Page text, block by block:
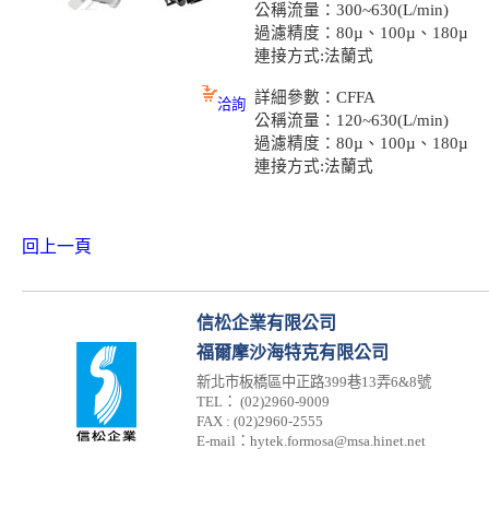
洽詢
公稱流量：300~630(L/min)
過濾精度：80µ、100µ、180µ
連接方式:法蘭式
詳細參數：CFFA
公稱流量：120~630(L/min)
過濾精度：80µ、100µ、180µ
連接方式:法蘭式
回上一頁
信松企業有限公司
福爾摩沙海特克有限公司
新北市板橋區中正路399巷13弄6&8號
TEL： (02)2960-9009
FAX : (02)2960-2555
E-mail：hytek.formosa@msa.hinet.net